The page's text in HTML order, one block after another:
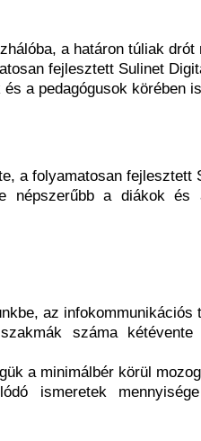
a határon túliak drót
fejlesztett Sulinet
a pedagógusok körében
a folyamatosan fejlesztett
népszerűbb a diákok és
az infokommunikációs
száma
a minimálbér körül
ismeretek